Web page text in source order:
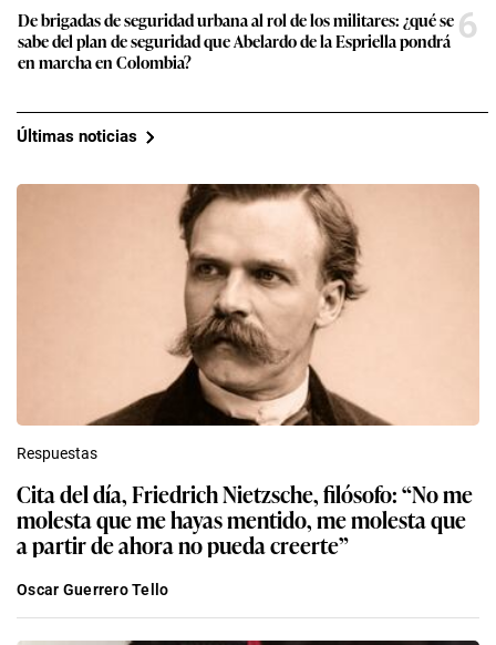
De brigadas de seguridad urbana al rol de los militares: ¿qué se
sabe del plan de seguridad que Abelardo de la Espriella pondrá
en marcha en Colombia?
6
Últimas noticias
Respuestas
Cita del día, Friedrich Nietzsche, filósofo: “No me
molesta que me hayas mentido, me molesta que
a partir de ahora no pueda creerte”
Oscar Guerrero Tello